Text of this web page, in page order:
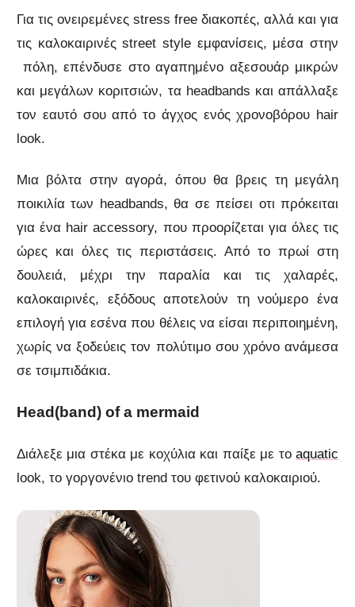
Για τις ονειρεμένες stress free διακοπές, αλλά και για
τις καλοκαιρινές street style εμφανίσεις, μέσα στην
πόλη, επένδυσε στο αγαπημένο αξεσουάρ μικρών
και μεγάλων κοριτσιών, τα headbands και απάλλαξε
τον εαυτό σου από το άγχος ενός χρονοβόρου hair
look.
Μια βόλτα στην αγορά, όπου θα βρεις τη μεγάλη
ποικιλία των headbands, θα σε πείσει οτι πρόκειται
για ένα hair accessory, που προορίζεται για όλες τις
ώρες και όλες τις περιστάσεις. Από το πρωί στη
δουλειά, μέχρι την παραλία και τις χαλαρές,
καλοκαιρινές, εξόδους αποτελούν τη νούμερο ένα
επιλογή για εσένα που θέλεις να είσαι περιποιημένη,
χωρίς να ξοδεύεις τον πολύτιμο σου χρόνο ανάμεσα
σε τσιμπιδάκια.
Head(band) of a mermaid
Διάλεξε μια στέκα με κοχύλια και παίξε με το aquatic
look, το γοργονένιο trend του φετινού καλοκαιριού.